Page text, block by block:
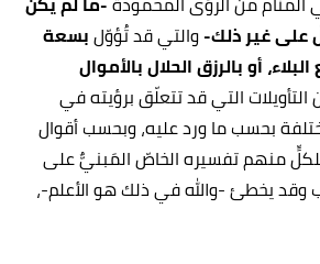
على غير ذلك-والتي قد تُؤوّلبسعة
أو بالرزق الحلال بالأموال
التأويلات التي قد تتعلّق برؤيته في
بحسب ما ورد عليه، وبحسب أقوال
منهم تفسيره الخاصّ المَبنيٌّ على
يخطئ -والله في ذلك هو الأعلم-،